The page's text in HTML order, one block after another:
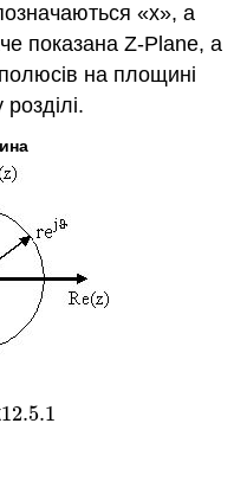
«x», а
показана Z-Plane, а
на площині
12.5.1
12.5.1